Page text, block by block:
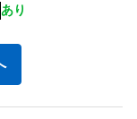
あり